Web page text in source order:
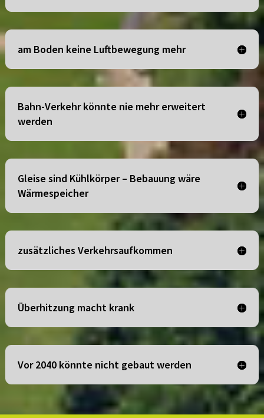
am Boden keine Luftbewegung mehr
Bahn-Verkehr könnte nie mehr erweitert
werden
Gleise sind Kühlkörper – Bebauung wäre
Wärmespeicher
zusätzliches Verkehrsaufkommen
Überhitzung macht krank
Vor 2040 könnte nicht gebaut werden